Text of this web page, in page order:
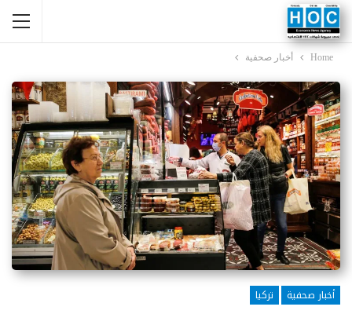
Home أخبار صحفية
أخبار صحفية
تركيا